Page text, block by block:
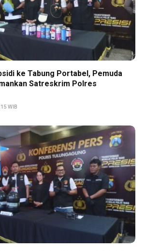
ke Tabung Portabel, Pemuda
Satreskrim Polres
WIB